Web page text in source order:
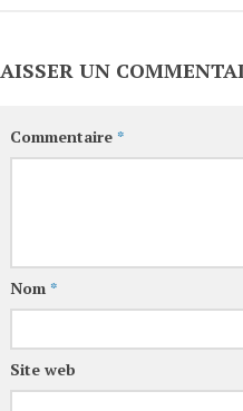
UN
Commentaire *
Nom *
Site web